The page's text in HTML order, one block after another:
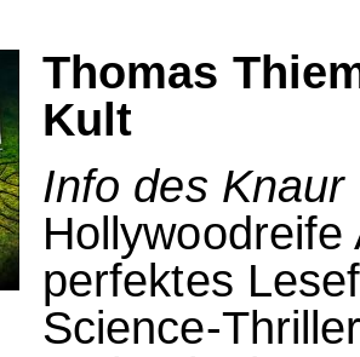
Thomas
Kult
Info des Knaur
perfektes
Science-